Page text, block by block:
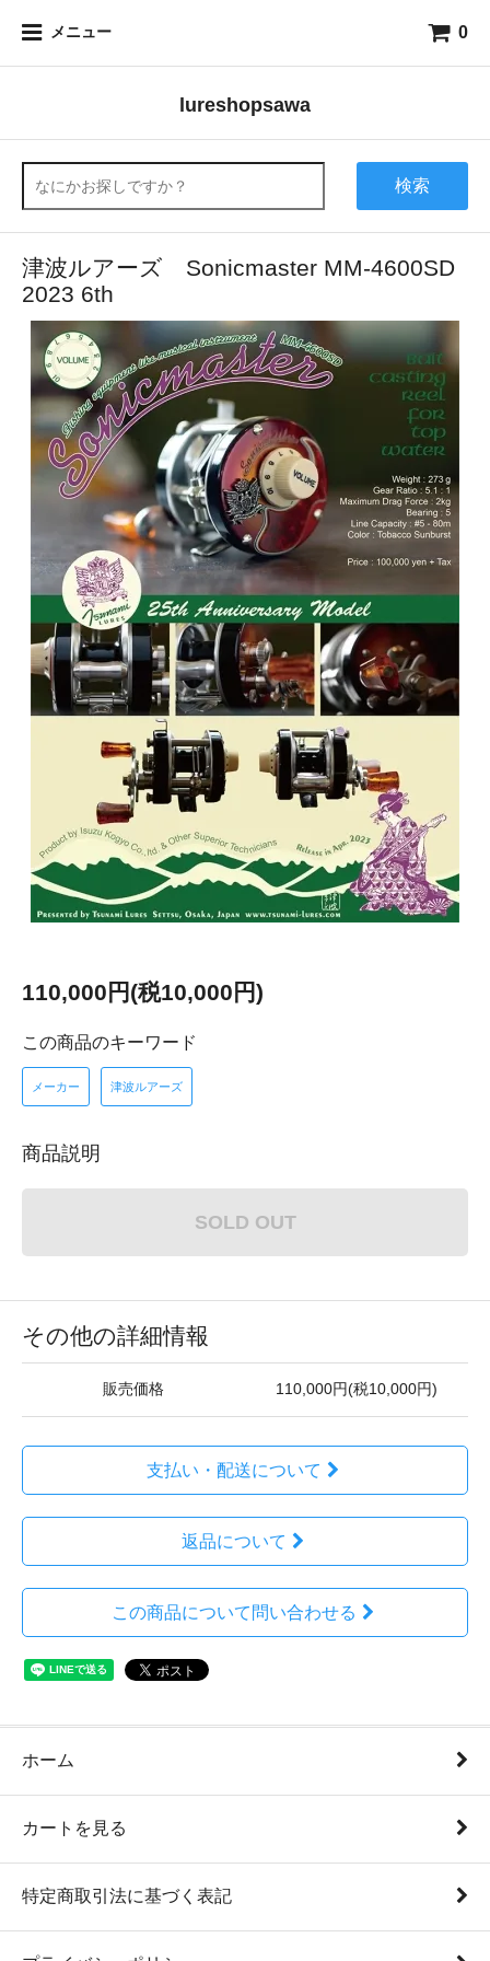
メニュー 0
lureshopsawa
検索
津波ルアーズ Sonicmaster MM-4600SD
2023 6th
110,000円(税10,000円)
この商品のキーワード
メーカー 津波ルアーズ
商品説明
SOLD OUT
その他の詳細情報
販売価格 110,000円(税10,000円)
支払い・配送について
返品について
この商品について問い合わせる
ホーム
カートを見る
特定商取引法に基づく表記